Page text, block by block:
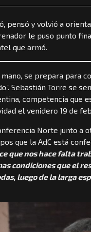
pensó y volvió a
le puso punto
que armó.
se prepara para
Sebastián Torre se
competencia que
el venidero 19 de
Norte junto a
que la AdC está
que nos hace falta
condiciones que el
luego de la larga